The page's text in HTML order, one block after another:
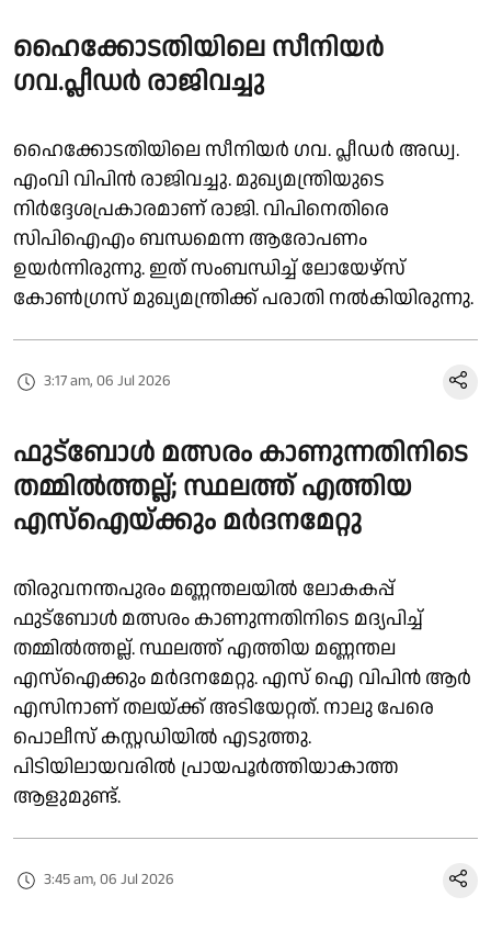
ഹൈക്കോടതിയിലെ സീനിയർ
ഗവ.പ്ലീഡർ രാജിവച്ചു
ഹൈക്കോടതിയിലെ സീനിയര്‍ ഗവ. പ്ലീഡര്‍ അഡ്വ.
എംവി വിപിന്‍ രാജിവച്ചു. മുഖ്യമന്ത്രിയുടെ
നിര്‍ദ്ദേശപ്രകാരമാണ് രാജി. വിപിനെതിരെ
സിപിഐഎം ബന്ധമെന്ന ആരോപണം
ഉയർന്നിരുന്നു. ഇത് സംബന്ധിച്ച് ലോയേഴ്‌സ്
കോണ്‍ഗ്രസ് മുഖ്യമന്ത്രിക്ക് പരാതി നല്‍കിയിരുന്നു.
3:17 am, 06 Jul 2026
ഫുട്ബോൾ മത്സരം കാണുന്നതിനിടെ
തമ്മിൽത്തല്ല്; സ്ഥലത്ത് എത്തിയ
എസ്ഐയ്ക്കും മർദനമേറ്റു
തിരുവനന്തപുരം മണ്ണന്തലയിൽ ലോകകപ്പ്
ഫുട്ബോൾ മത്സരം കാണുന്നതിനിടെ മദ്യപിച്ച്
തമ്മിൽത്തല്ല്. സ്ഥലത്ത് എത്തിയ മണ്ണന്തല
എസ്ഐക്കും മർദനമേറ്റു. എസ് ഐ വിപിൻ ആർ
എസിനാണ് തലയ്ക്ക് അടിയേറ്റത്. നാലു പേരെ
പൊലീസ് കസ്റ്റഡിയിൽ എടുത്തു.
പിടിയിലായവരിൽ പ്രായപൂർത്തിയാകാത്ത
ആളുമുണ്ട്.
3:45 am, 06 Jul 2026